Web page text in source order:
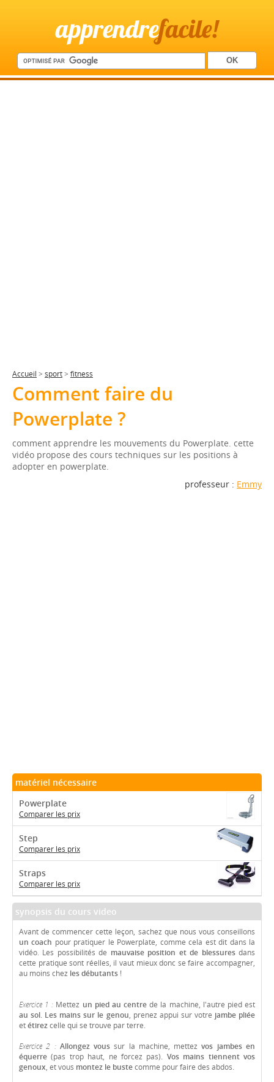
apprendrefacile!
Accueil > sport> fitness
Comment faire du
Powerplate ?
comment apprendre les mouvements du Powerplate. cette
vidéo propose des cours techniques sur les positions à
adopter en powerplate.
professeur : Emmy
matériel nécessaire
Powerplate
Comparer les prix
Step
Comparer les prix
Straps
Comparer les prix
synopsis du cours video
Avant de commencer cette leçon, sachez que nous vous conseillons
un coach pour pratiquer le Powerplate, comme cela est dit dans la
vidéo. Les possibilités de mauvaise position et de blessuresdans
cette pratique sont réelles, il vaut mieux donc se faire accompagner,
au moins chez les débutants !
Exercice 1 : Mettez un pied au centre de la machine, l'autre pied est
au sol. Les mains sur le genou, prenez appui sur votre jambe pliée
etétirezcelle qui se trouve par terre.
Exercice 2 : Allongez vous sur la machine, mettezvos jambes en
équerre (pas trop haut, ne forcez pas). Vos mains tiennent vos
genoux, et vous montez le bustecomme pour faire des abdos.